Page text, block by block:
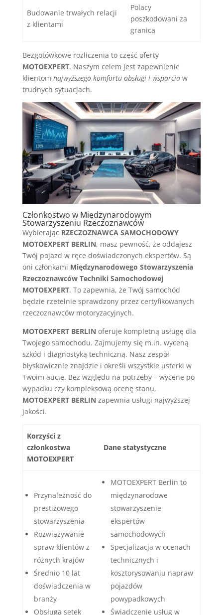
Budowanie trwałych relacji
z klientami
Polacy
poszkodowani za
granicą
Bezgotówkowe rozliczenia to część oferty
MOTOEXPERT. Naszym celem jest zapewnienie
klientom najwyższego komfortu obsługi i wsparciaw
trudnych sytuacjach.
Członkostwo w Międzynarodowym
Stowarzyszeniu Rzeczoznawców
Wybierając RZECZOZNAWCA SAMOCHODOWY
MOTOEXPERT BERLIN, masz pewność, że oddajesz
Twój pojazd w ręce doświadczonych ekspertów. Są
oni członkami Międzynarodowego Stowarzyszenia
Rzeczoznawców Techniki Samochodowej
MOTOEXPERT. To zapewnia, że Twój samochód
będzie rzetelnie sprawdzony przez certyfikowanych
rzeczoznawców motoryzacyjnych.
MOTOEXPERT BERLIN oferuje kompletną usługę dla
Twojego samochodu. Zajmujemy się m.in. wyceną
szkód i diagnostyką techniczną. Nasz zespół
błyskawicznie znajdzie i określi wszystkie usterki w
Twoim aucie. Bez względu na potrzeby – wycenę po
wypadku czy kompleksową ocenę stanu,
MOTOEXPERT BERLIN zapewnia usługi najwyższej
jakości.
Korzyści z
członkostwa
MOTOEXPERT
Dane statystyczne
Przynależność do
prestiżowego
stowarzyszenia
Rozwiązywanie
spraw klientów z
różnych krajów
Średnio 10 lat
doświadczenia w
branży
Obsługa setek
MOTOEXPERT Berlin to
międzynarodowe
stowarzyszenie
ekspertów
samochodowych
Specjalizacja w ocenach
technicznych i
kosztorysowaniu napraw
pojazdów
powypadkowych
Świadczenie usług w